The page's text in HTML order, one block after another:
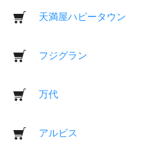
天満屋ハピータウン
フジグラン
万代
アルビス